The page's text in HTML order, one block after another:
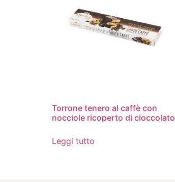
Torrone tenero al caffè con
nocciole ricoperto di cioccolato
Leggi tutto